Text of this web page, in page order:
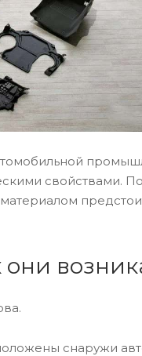
свойствами.
снаружи